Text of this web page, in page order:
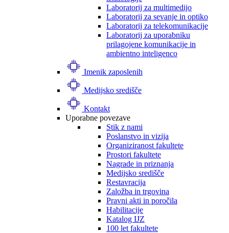
Laboratorij za multimedijo
Laboratorij za sevanje in optiko
Laboratorij za telekomunikacije
Laboratorij za uporabniku
prilagojene komunikacije in
ambientno inteligenco
Imenik zaposlenih
Medijsko središče
Kontakt
Uporabne povezave
Stik z nami
Poslanstvo in vizija
Organiziranost fakultete
Prostori fakultete
Nagrade in priznanja
Medijsko središče
Restavracija
Založba in trgovina
Pravni akti in poročila
Habilitacije
Katalog IJZ
100 let fakultete